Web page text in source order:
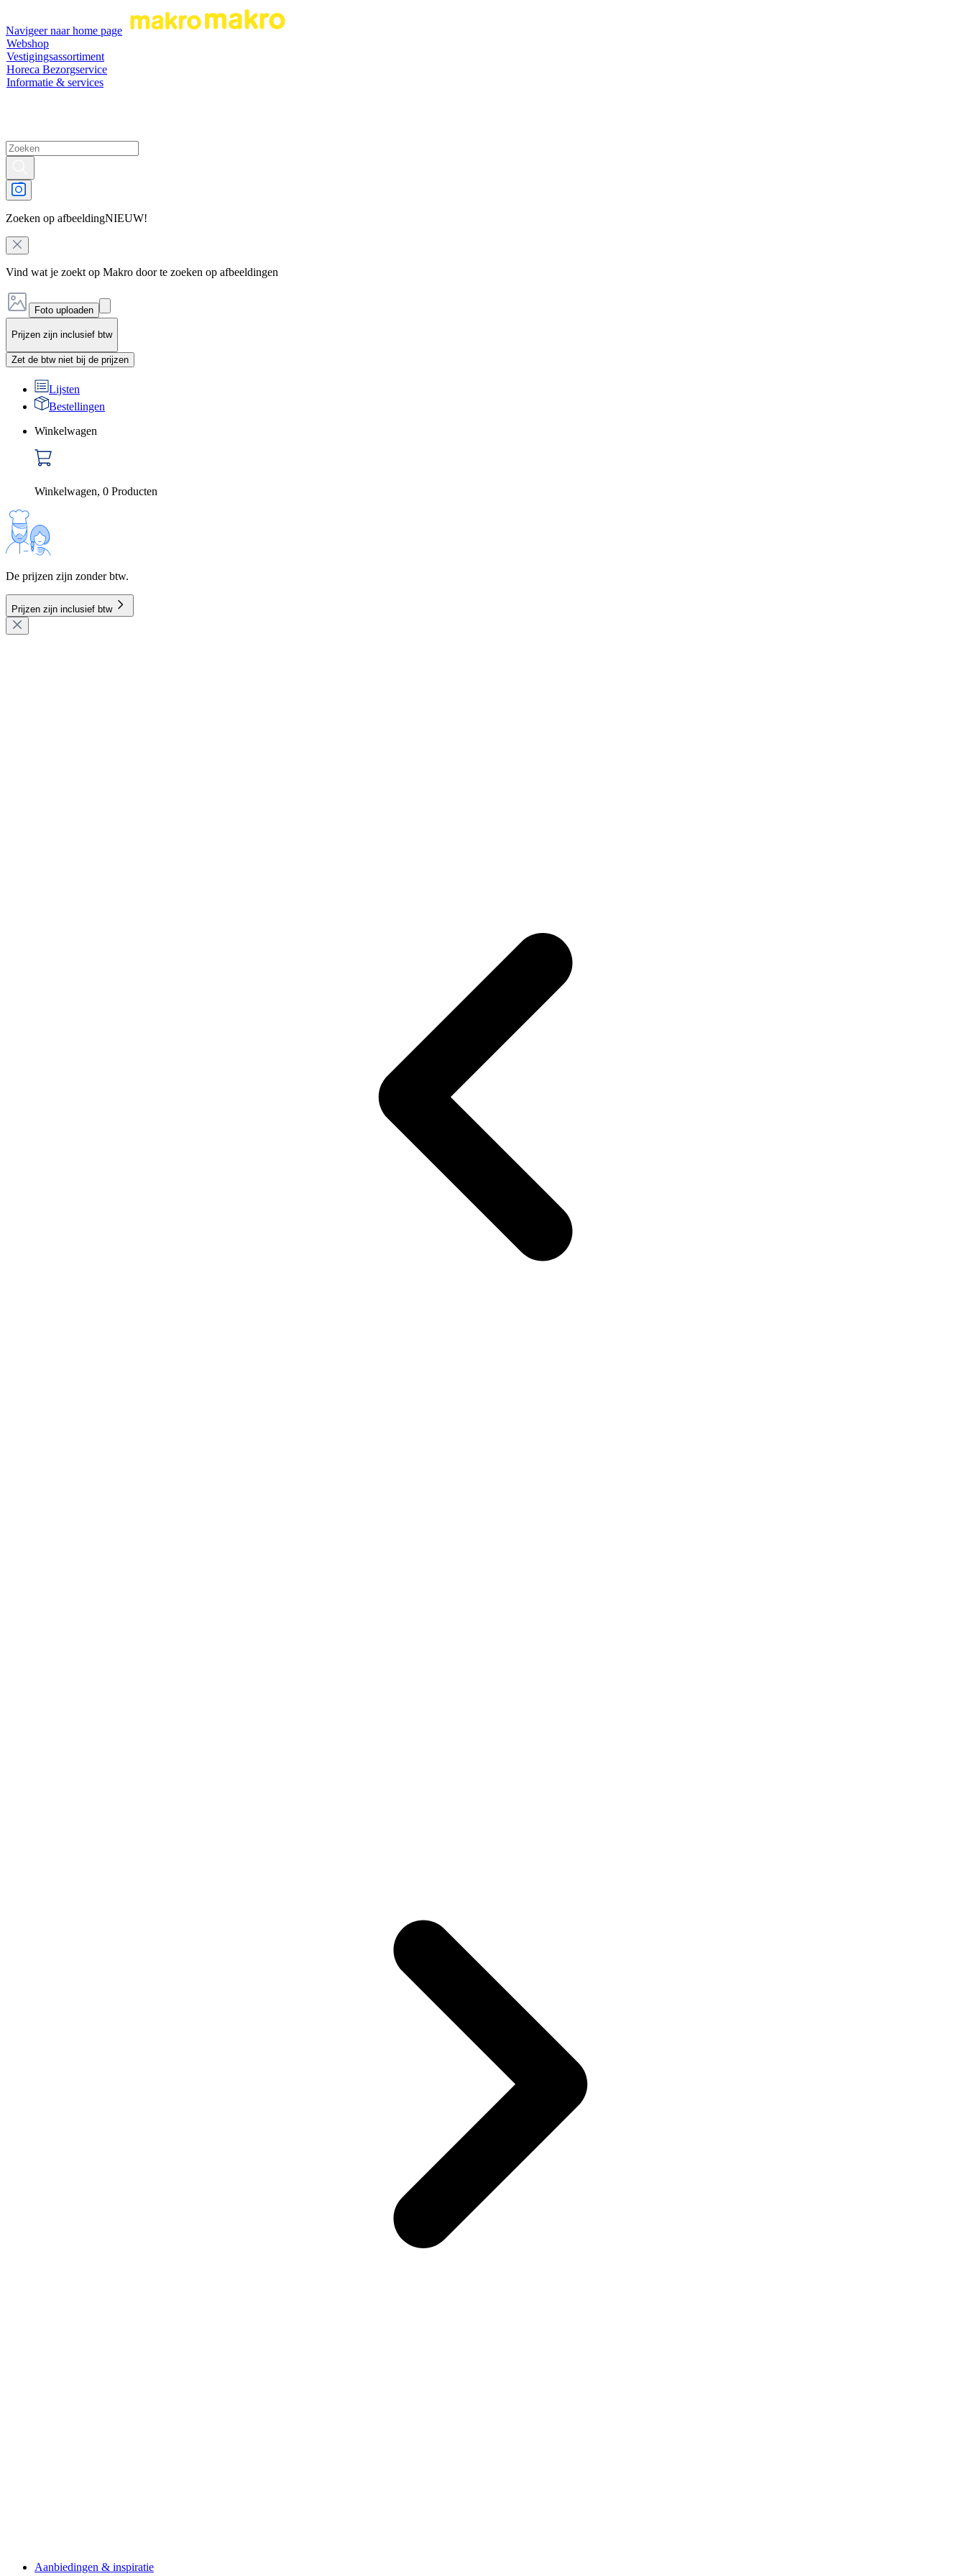
Navigeer naar home page
Webshop
Vestigingsassortiment
Horeca Bezorgservice
Informatie & services
Zoeken op afbeeldingNIEUW!
Vind wat je zoekt op Makro door te zoeken op afbeeldingen
Foto uploaden
Prijzen zijn inclusief btw
Zet de btw niet bij de prijzen
Lijsten
Bestellingen
Winkelwagen
Winkelwagen, 0 Producten
De prijzen zijn zonder btw.
Prijzen zijn inclusief btw
Aanbiedingen & inspiratie